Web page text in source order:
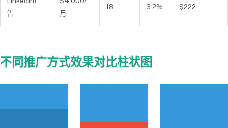
告
月
18 3.2% $222
不同推广方式效果对比柱状图